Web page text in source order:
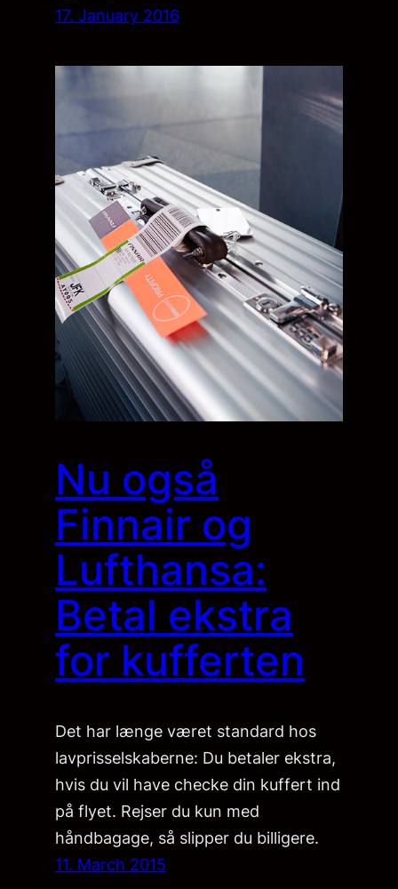
17. January 2016
Nu også
Finnair og
Lufthansa:
Betal ekstra
for kufferten
Det har længe været standard hos
lavprisselskaberne: Du betaler ekstra,
hvis du vil have checke din kuffert ind
på flyet. Rejser du kun med
håndbagage, så slipper du billigere.
11. March 2015